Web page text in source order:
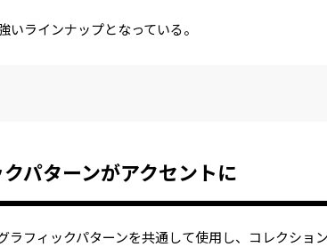
ラインナップとなっている。
パターンがアクセントに
フィックパターンを共通して使用し、コレクショ